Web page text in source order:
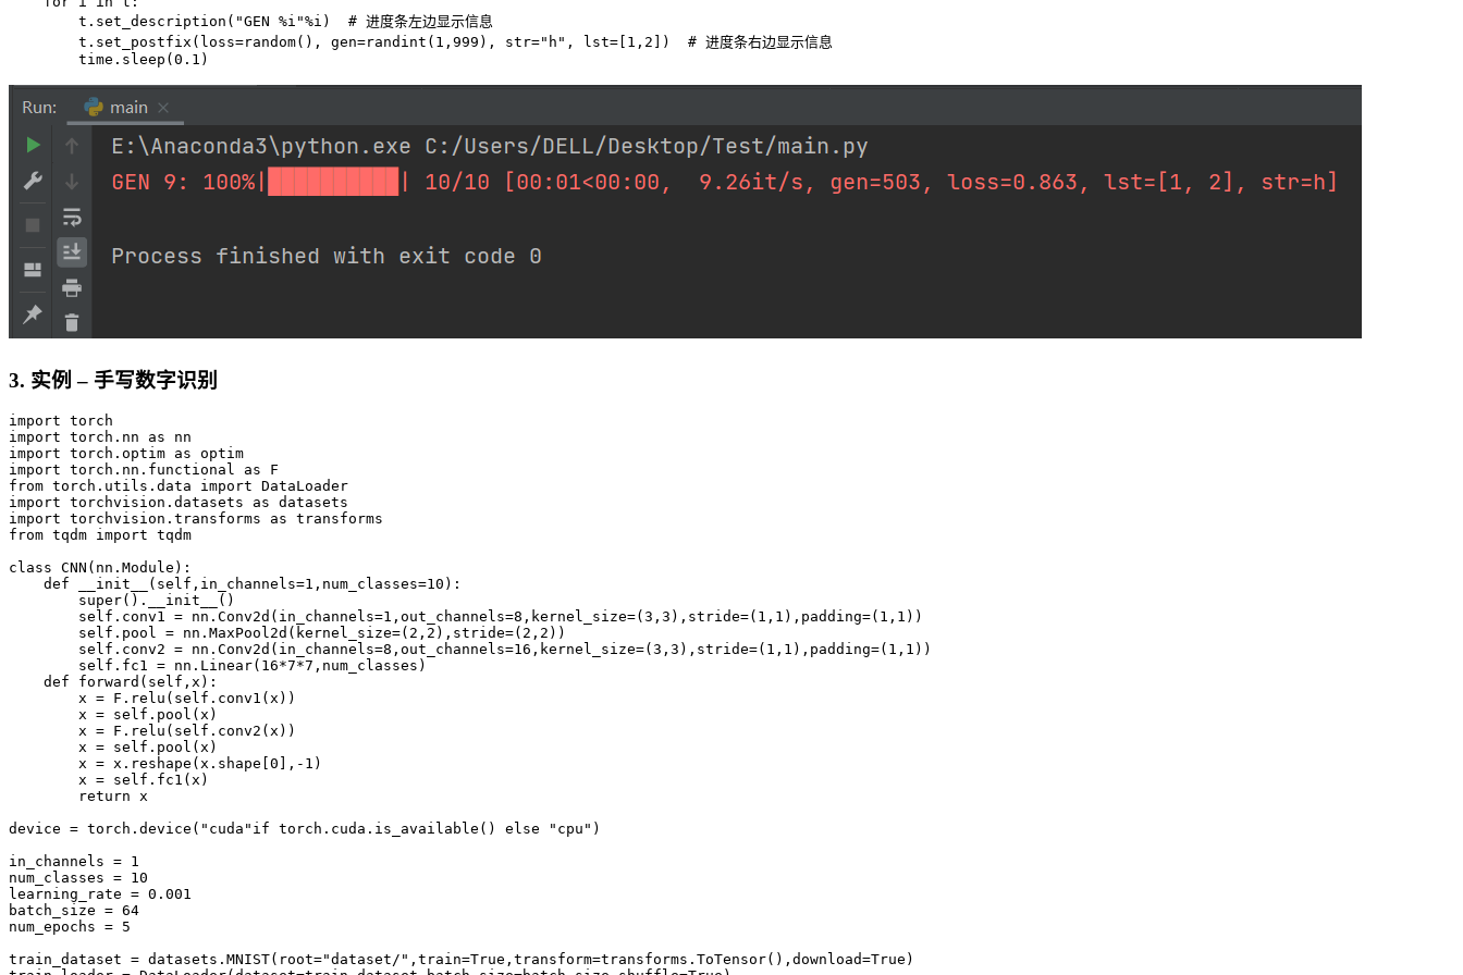
        t.set_description("GEN %i"%i)  # 进度条左边显示信息
        t.set_postfix(loss=random(), gen=randint(1,999), str="h", lst=[1,2])  # 进度条右边显示信息
3. 实例 – 手写数字识别
import torch
import torch.nn as nn
import torch.optim as optim
import torch.nn.functional as F
from torch.utils.data import DataLoader
import torchvision.datasets as datasets
import torchvision.transforms as transforms
from tqdm import tqdm
class CNN(nn.Module):
    def __init__(self,in_channels=1,num_classes=10):
        super().__init__()
        self.conv1 = nn.Conv2d(in_channels=1,out_channels=8,kernel_size=(3,3),stride=(1,1),padding=(1,1))
        self.pool = nn.MaxPool2d(kernel_size=(2,2),stride=(2,2))
        self.conv2 = nn.Conv2d(in_channels=8,out_channels=16,kernel_size=(3,3),stride=(1,1),padding=(1,1))
        self.fc1 = nn.Linear(16*7*7,num_classes)
    def forward(self,x):
        x = F.relu(self.conv1(x))
        x = self.pool(x)
        x = F.relu(self.conv2(x))
        x = self.pool(x)
        x = x.reshape(x.shape[0],-1)
        x = self.fc1(x)
        return x
device = torch.device("cuda"if torch.cuda.is_available() else "cpu")
in_channels = 1
num_classes = 10
learning_rate = 0.001
batch_size = 64
num_epochs = 5
train_dataset = datasets.MNIST(root="dataset/",train=True,transform=transforms.ToTensor(),download=True)